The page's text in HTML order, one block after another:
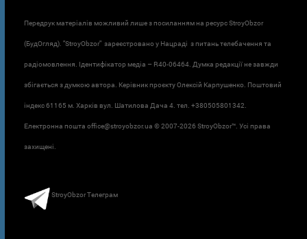
Передрук матеріалів можливий лише з посиланням на ресурс StroyObzor
(БудОгляд). "StroyObzor" зареєстровано у Нацраді з питань телебачення та
радіомовлення. Ідентифікатор медіа – R40-06464. Думка редакції не завжди
збігається з думкою автора. Керівник проєкту Олексій Карпушенко. Поштовий
індекс 61165 м. Харків вул. Шатилова Дача 4. тел. +380505801342.
Електронна пошта office@stroyobzor.ua © 2007-2026 StroyObzor™. Усі права
захищені.
StroyObzor Телеграм